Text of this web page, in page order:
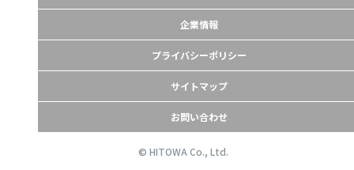
企業情報
プライバシーポリシー
サイトマップ
お問い合わせ
© HITOWA Co., Ltd.